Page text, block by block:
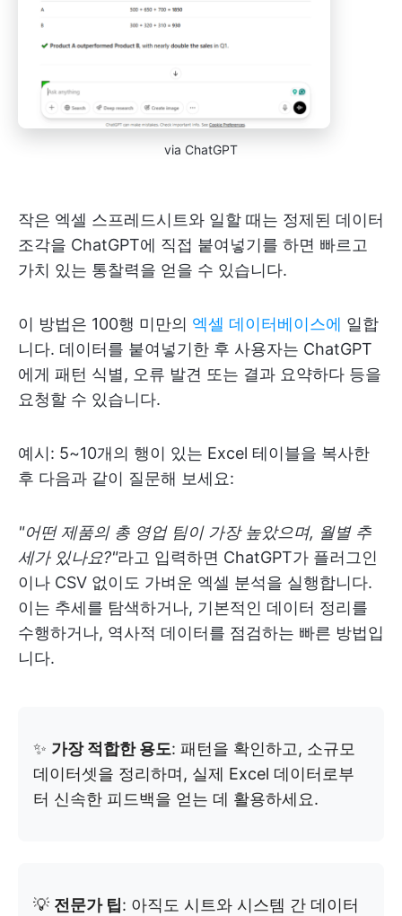
via ChatGPT
작은 엑셀 스프레드시트와 일할 때는 정제된 데이터
조각을 ChatGPT에 직접 붙여넣기를 하면 빠르고
가치 있는 통찰력을 얻을 수 있습니다.
이 방법은 100행 미만의 엑셀 데이터베이스에 일합
니다. 데이터를 붙여넣기한 후 사용자는 ChatGPT
에게 패턴 식별, 오류 발견 또는 결과 요약하다 등을
요청할 수 있습니다.
예시: 5~10개의 행이 있는 Excel 테이블을 복사한
후 다음과 같이 질문해 보세요:
"어떤 제품의 총 영업 팀이 가장 높았으며, 월별 추
세가 있나요?"라고 입력하면 ChatGPT가 플러그인
이나 CSV 없이도 가벼운 엑셀 분석을 실행합니다.
이는 추세를 탐색하거나, 기본적인 데이터 정리를
수행하거나, 역사적 데이터를 점검하는 빠른 방법입
니다.
✨ 가장 적합한 용도: 패턴을 확인하고, 소규모
데이터셋을 정리하며, 실제 Excel 데이터로부
터 신속한 피드백을 얻는 데 활용하세요.
💡 전문가 팁: 아직도 시트와 시스템 간 데이터